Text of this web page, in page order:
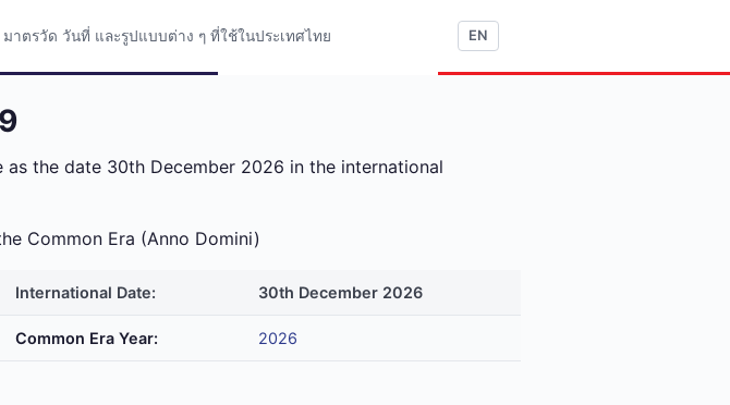
าตรวัด วันที่ และรูปแบบต่าง ๆ ที่ใช้ในประเทศไทย EN
as the date 30th December 2026 in the international
Common Era (Anno Domini)
International Date: 30th December 2026
Common Era Year: 2026